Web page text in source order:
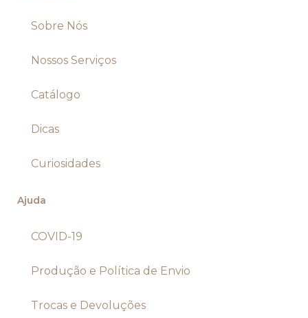
Sobre Nós
Nossos Serviços
Catálogo
Dicas
Curiosidades
Ajuda
COVID-19
Produção e Política de Envio
Trocas e Devoluções